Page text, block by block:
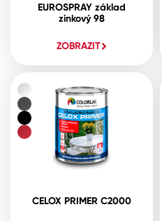
EUROSPRAY základ
zinkový 98
ZOBRAZIT
CELOX PRIMER C2000